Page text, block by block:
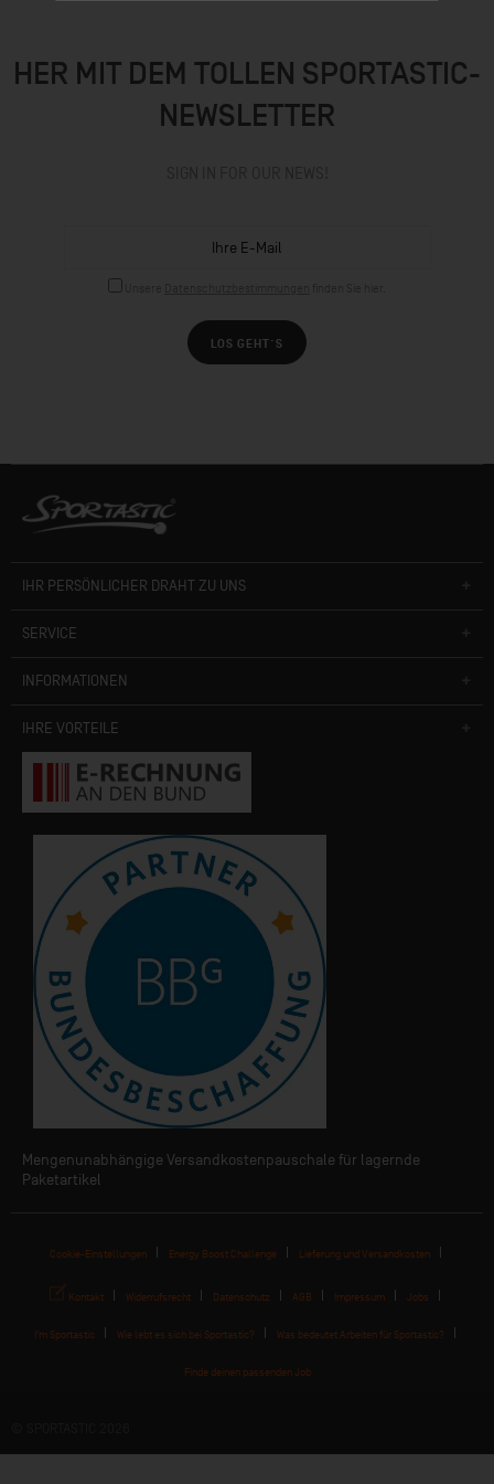
HER MIT DEM TOLLEN SPORTASTIC-
NEWSLETTER
LOS GEHT´S
IHR PERSÖNLICHER DRAHT ZU UNS
SERVICE
INFORMATIONEN
IHRE VORTEILE
Mengenunabhängige Versandkostenpauschale für lagernde
Paketartikel
Cookie-Einstellungen Energy Boost Challenge Lieferung und Versandkosten
Kontakt Widerrufsrecht Datenschutz AGB Impressum Jobs
I'm Sportastic Wie lebt es sich bei Sportastic? Was bedeutet Arbeiten für Sportastic?
Finde deinen passenden Job